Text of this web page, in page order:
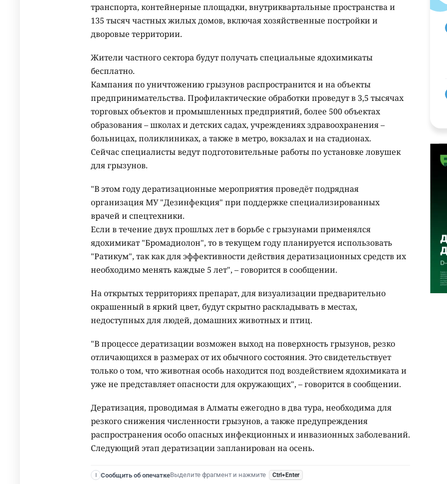
транспорта, контейнерные площадки, внутриквартальные пространства и
135 тысяч частных жилых домов, включая хозяйственные постройки и
дворовые территории.
Жители частного сектора будут получать специальные ядохимикаты
бесплатно.
Кампания по уничтожению грызунов распространится и на объекты
предпринимательства. Профилактические обработки проведут в 3,5 тысячах
торговых объектов и промышленных предприятий, более 500 объектах
образования – школах и детских садах, учреждениях здравоохранения –
больницах, поликлиниках, а также в метро, вокзалах и на стадионах.
Сейчас специалисты ведут подготовительные работы по установке ловушек
для грызунов.
"В этом году дератизационные мероприятия проведёт подрядная
организация МУ "Дезинфекция" при поддержке специализированных
врачей и спецтехники.
Если в течение двух прошлых лет в борьбе с грызунами применялся
ядохимикат "Бромадиолон", то в текущем году планируется использовать
"Ратикум", так как для эффективности действия дератизационных средств их
необходимо менять каждые 5 лет", – говорится в сообщении.
На открытых территориях препарат, для визуализации предварительно
окрашенный в яркий цвет, будут скрытно раскладывать в местах,
недоступных для людей, домашних животных и птиц.
"В процессе дератизации возможен выход на поверхность грызунов, резко
отличающихся в размерах от их обычного состояния. Это свидетельствует
только о том, что животная особь находится под воздействием ядохимиката и
уже не представляет опасности для окружающих", – говорится в сообщении.
Дератизация, проводимая в Алматы ежегодно в два тура, необходима для
резкого снижения численности грызунов, а также предупреждения
распространения особо опасных инфекционных и инвазионных заболеваний.
Следующий этап дератизации запланирован на осень.
I Сообщить об опечаткеВыделите фрагмент и нажмите Ctrl+Enter